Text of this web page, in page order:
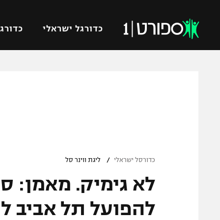
כדורגל ישראלי
ברחבה
"מעל הליגה" – פודקאסט
"מחצית בשכונה" – פודקאסט
מכבי
בית"ר
כדורסל ישראלי / ליגת ווינר סל
לא גימיק. מאמן:
להפועל תל אביב